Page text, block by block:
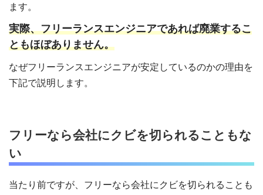
ます。
実際、フリーランスエンジニアであれば廃業するこ
ともほぼありません。
なぜフリーランスエンジニアが安定しているのかの理由を
下記で説明します。
フリーなら会社にクビを切られることもな
い
当たり前ですが、フリーなら会社にクビを切られることも